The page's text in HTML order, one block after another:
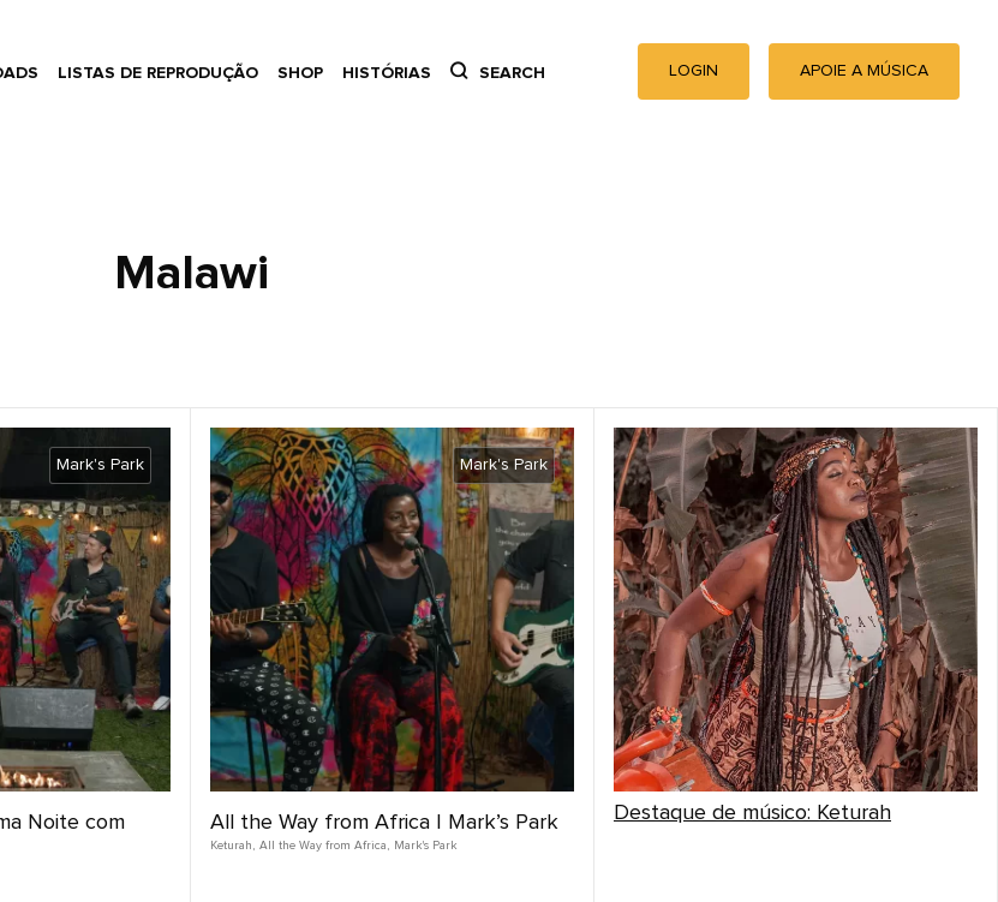
LISTAS DE REPRODUÇÃO SHOP HISTÓRIAS SEARCH LOGIN APOIE A MÚSICA
Malawi
Mark's Park
Noite com
Mark's Park
All the Way from Africa | Mark’s Park
Keturah , All the Way from Africa , Mark's Park
Destaque de músico: Keturah